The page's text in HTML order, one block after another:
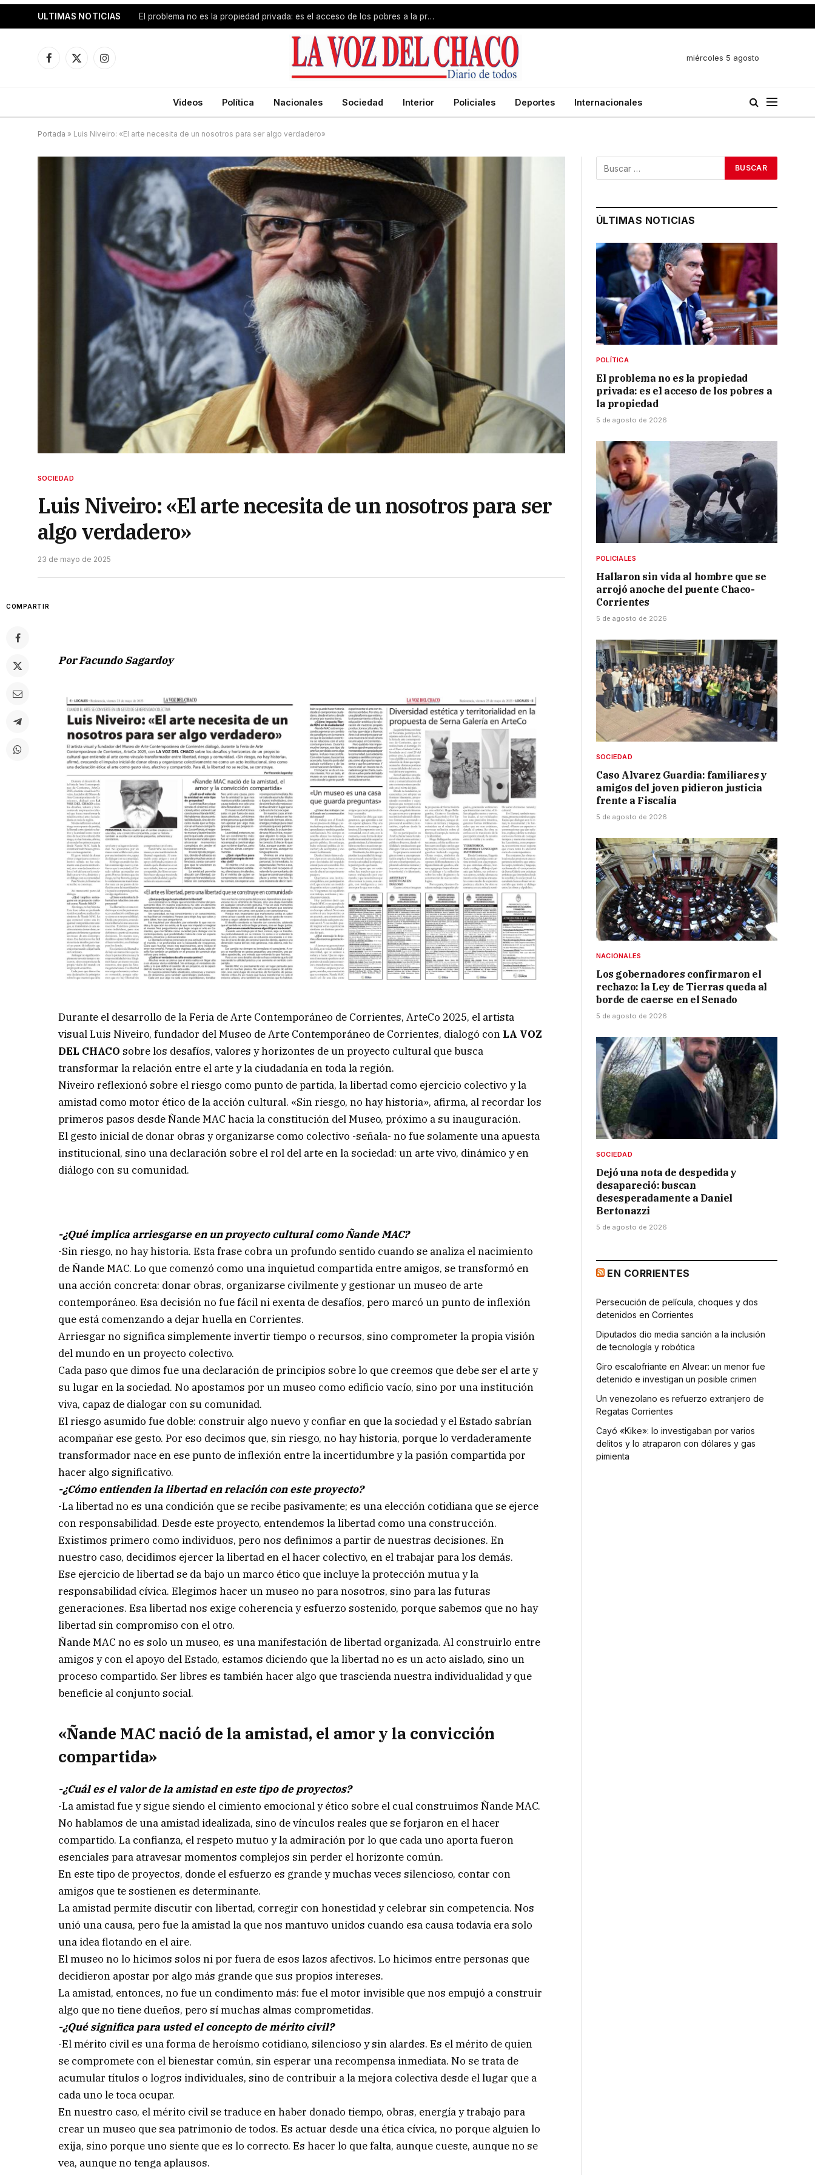
ULTIMAS NOTICIAS El problema no es la propiedad privada: es el acceso de los pobres a la propiedad
Facebook
X
Instagram
miércoles 5 agosto
Videos Política Nacionales Sociedad Interior Policiales Deportes Internacionales
Portada » Luis Niveiro: «El arte necesita de un nosotros para ser algo verdadero»
SOCIEDAD
Luis Niveiro: «El arte necesita de un nosotros para ser
algo verdadero»
23 de mayo de 2025
COMPARTIR
Por Facundo Sagardoy
Durante el desarrollo de la Feria de Arte Contemporáneo de Corrientes, ArteCo 2025, el artista
visual Luis Niveiro, fundador del Museo de Arte Contemporáneo de Corrientes, dialogó con LA VOZ
DEL CHACO sobre los desafíos, valores y horizontes de un proyecto cultural que busca
transformar la relación entre el arte y la ciudadanía en toda la región.
Niveiro reflexionó sobre el riesgo como punto de partida, la libertad como ejercicio colectivo y la
amistad como motor ético de la acción cultural. «Sin riesgo, no hay historia», afirma, al recordar los
primeros pasos desde Ñande MAC hacia la constitución del Museo, próximo a su inauguración.
El gesto inicial de donar obras y organizarse como colectivo -señala- no fue solamente una apuesta
institucional, sino una declaración sobre el rol del arte en la sociedad: un arte vivo, dinámico y en
diálogo con su comunidad.
-¿Qué implica arriesgarse en un proyecto cultural como Ñande MAC?
-Sin riesgo, no hay historia. Esta frase cobra un profundo sentido cuando se analiza el nacimiento
de Ñande MAC. Lo que comenzó como una inquietud compartida entre amigos, se transformó en
una acción concreta: donar obras, organizarse civilmente y gestionar un museo de arte
contemporáneo. Esa decisión no fue fácil ni exenta de desafíos, pero marcó un punto de inflexión
que está comenzando a dejar huella en Corrientes.
Arriesgar no significa simplemente invertir tiempo o recursos, sino comprometer la propia visión
del mundo en un proyecto colectivo.
Cada paso que dimos fue una declaración de principios sobre lo que creemos que debe ser el arte y
su lugar en la sociedad. No apostamos por un museo como edificio vacío, sino por una institución
viva, capaz de dialogar con su comunidad.
El riesgo asumido fue doble: construir algo nuevo y confiar en que la sociedad y el Estado sabrían
acompañar ese gesto. Por eso decimos que, sin riesgo, no hay historia, porque lo verdaderamente
transformador nace en ese punto de inflexión entre la incertidumbre y la pasión compartida por
hacer algo significativo.
-¿Cómo entienden la libertad en relación con este proyecto?
-La libertad no es una condición que se recibe pasivamente; es una elección cotidiana que se ejerce
con responsabilidad. Desde este proyecto, entendemos la libertad como una construcción.
Existimos primero como individuos, pero nos definimos a partir de nuestras decisiones. En
nuestro caso, decidimos ejercer la libertad en el hacer colectivo, en el trabajar para los demás.
Ese ejercicio de libertad se da bajo un marco ético que incluye la protección mutua y la
responsabilidad cívica. Elegimos hacer un museo no para nosotros, sino para las futuras
generaciones. Esa libertad nos exige coherencia y esfuerzo sostenido, porque sabemos que no hay
libertad sin compromiso con el otro.
Ñande MAC no es solo un museo, es una manifestación de libertad organizada. Al construirlo entre
amigos y con el apoyo del Estado, estamos diciendo que la libertad no es un acto aislado, sino un
proceso compartido. Ser libres es también hacer algo que trascienda nuestra individualidad y que
beneficie al conjunto social.
«Ñande MAC nació de la amistad, el amor y la convicción
compartida»
-¿Cuál es el valor de la amistad en este tipo de proyectos?
-La amistad fue y sigue siendo el cimiento emocional y ético sobre el cual construimos Ñande MAC.
No hablamos de una amistad idealizada, sino de vínculos reales que se forjaron en el hacer
compartido. La confianza, el respeto mutuo y la admiración por lo que cada uno aporta fueron
esenciales para atravesar momentos complejos sin perder el horizonte común.
En este tipo de proyectos, donde el esfuerzo es grande y muchas veces silencioso, contar con
amigos que te sostienen es determinante.
La amistad permite discutir con libertad, corregir con honestidad y celebrar sin competencia. Nos
unió una causa, pero fue la amistad la que nos mantuvo unidos cuando esa causa todavía era solo
una idea flotando en el aire.
El museo no lo hicimos solos ni por fuera de esos lazos afectivos. Lo hicimos entre personas que
decidieron apostar por algo más grande que sus propios intereses.
La amistad, entonces, no fue un condimento más: fue el motor invisible que nos empujó a construir
algo que no tiene dueños, pero sí muchas almas comprometidas.
-¿Qué significa para usted el concepto de mérito civil?
-El mérito civil es una forma de heroísmo cotidiano, silencioso y sin alardes. Es el mérito de quien
se compromete con el bienestar común, sin esperar una recompensa inmediata. No se trata de
acumular títulos o logros individuales, sino de contribuir a la mejora colectiva desde el lugar que a
cada uno le toca ocupar.
En nuestro caso, el mérito civil se traduce en haber donado tiempo, obras, energía y trabajo para
crear un museo que sea patrimonio de todos. Es actuar desde una ética cívica, no porque alguien lo
exija, sino porque uno siente que es lo correcto. Es hacer lo que falta, aunque cueste, aunque no se
vea, aunque no tenga aplausos.
ÚLTIMAS NOTICIAS
POLÍTICA
El problema no es la propiedad
privada: es el acceso de los pobres a
la propiedad
5 de agosto de 2026
POLICIALES
Hallaron sin vida al hombre que se
arrojó anoche del puente Chaco-
Corrientes
5 de agosto de 2026
SOCIEDAD
Caso Alvarez Guardia: familiares y
amigos del joven pidieron justicia
frente a Fiscalía
5 de agosto de 2026
NACIONALES
Los gobernadores confirmaron el
rechazo: la Ley de Tierras queda al
borde de caerse en el Senado
5 de agosto de 2026
SOCIEDAD
Dejó una nota de despedida y
desapareció: buscan
desesperadamente a Daniel
Bertonazzi
5 de agosto de 2026
EN CORRIENTES
Persecución de película, choques y dos
detenidos en Corrientes
Diputados dio media sanción a la inclusión
de tecnología y robótica
Giro escalofriante en Alvear: un menor fue
detenido e investigan un posible crimen
Un venezolano es refuerzo extranjero de
Regatas Corrientes
Cayó «Kike»: lo investigaban por varios
delitos y lo atraparon con dólares y gas
pimienta